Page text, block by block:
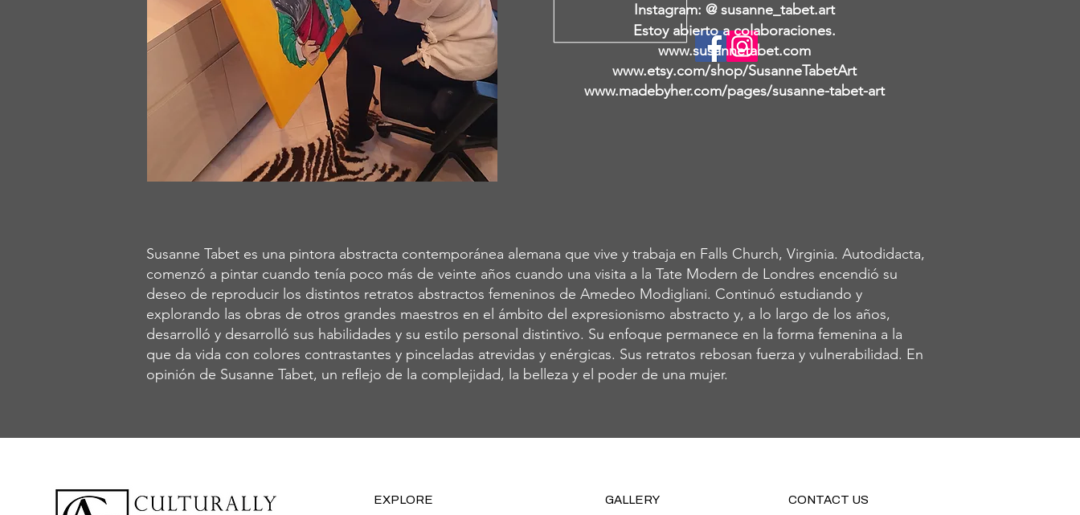
Instagram: @ susanne_tabet.art
Estoy abierto a colaboraciones.
www.susannetabet.com
www.etsy.com/shop/SusanneTabetArt
www.madebyher.com/pages/susanne-tabet-art
Susanne Tabet es una pintora abstracta contemporánea alemana que vive y trabaja en Falls Church, Virginia. Autodidacta,
comenzó a pintar cuando tenía poco más de veinte años cuando una visita a la Tate Modern de Londres encendió su
deseo de reproducir los distintos retratos abstractos femeninos de Amedeo Modigliani. Continuó estudiando y
explorando las obras de otros grandes maestros en el ámbito del expresionismo abstracto y, a lo largo de los años,
desarrolló y desarrolló sus habilidades y su estilo personal distintivo. Su enfoque permanece en la forma femenina a la
que da vida con colores contrastantes y pinceladas atrevidas y enérgicas. Sus retratos rebosan fuerza y vulnerabilidad. En
opinión de Susanne Tabet, un reflejo de la complejidad, la belleza y el poder de una mujer.
EXPLORE GALLERY CONTACT US